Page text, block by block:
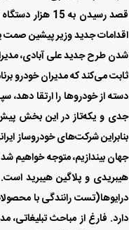
ثابت می‌کند که مدیران خودرو
دسته از خودروها را ارتقا
جدی و یکه‌تاز در این بخش
بنابراین شرکت‌های خودروساز
هیبریدی و پلاگین هیبرید
درایوها(تست رانندگی با
دارد. فارغ از مباحث